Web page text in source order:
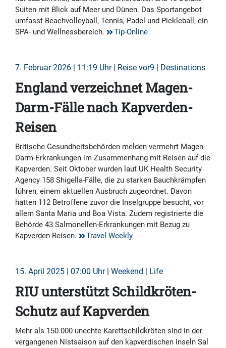
Suiten mit Blick auf Meer und Dünen. Das Sportangebot
umfasst Beachvolleyball, Tennis, Padel und Pickleball, ein
SPA- und Wellnessbereich.
Tip-Online
7. Februar 2026 | 11:19 Uhr | Reise vor9 | Destinations
England verzeichnet Magen-
Darm-Fälle nach Kapverden-
Reisen
Britische Gesundheitsbehörden melden vermehrt Magen-
Darm-Erkrankungen im Zusammenhang mit Reisen auf die
Kapverden. Seit Oktober wurden laut UK Health Security
Agency 158 Shigella-Fälle, die zu starken Bauchkrämpfen
führen, einem aktuellen Ausbruch zugeordnet. Davon
hatten 112 Betroffene zuvor die Inselgruppe besucht, vor
allem Santa Maria und Boa Vista. Zudem registrierte die
Behörde 43 Salmonellen-Erkrankungen mit Bezug zu
Kapverden-Reisen.
Travel Weekly
15. April 2025 | 07:00 Uhr | Weekend | Life
RIU unterstützt Schildkröten-
Schutz auf Kapverden
Mehr als 150.000 unechte Karettschildkröten sind in der
vergangenen Nistsaison auf den kapverdischen Inseln Sal